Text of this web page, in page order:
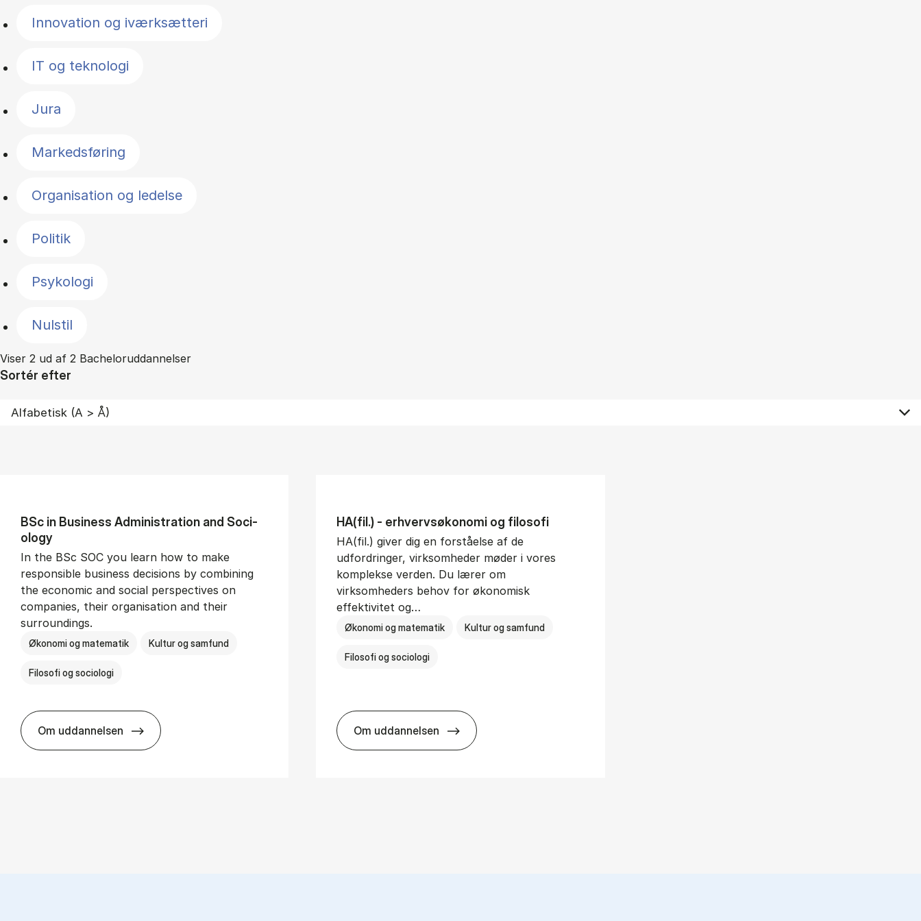
Innovation og iværksætteri
IT og teknologi
Jura
Markedsføring
Organisation og ledelse
Politik
Psykologi
Nulstil
Viser 2 ud af 2 Bacheloruddannelser
Sortér efter
BSc in Busi­ness Ad­min­is­tra­tion and So­ci­
ology
In the BSc SOC you learn how to make
responsible business decisions by combining
the economic and social perspectives on
companies, their organisation and their
surroundings.
Økonomi og matematik Kultur og samfund
Filosofi og sociologi
Om uddannelsen
BSc in Busi­ness Ad­min­is­tra­tion and So­ci­ology
HA(fil.) - erhvervs­økonomi og fi­lo­so­fi
HA(fil.) giver dig en forståelse af de
udfordringer, virksomheder møder i vores
komplekse verden. Du lærer om
virksomheders behov for økonomisk
effektivitet og…
Økonomi og matematik Kultur og samfund
Filosofi og sociologi
Om uddannelsen
HA(fil.) - erhvervs­økonomi og fi­lo­so­fi